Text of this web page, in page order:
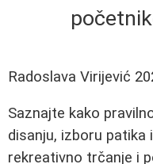
Radoslava Virijević
Saznajte kako
disanju, izboru patika
rekreativno trčanje i